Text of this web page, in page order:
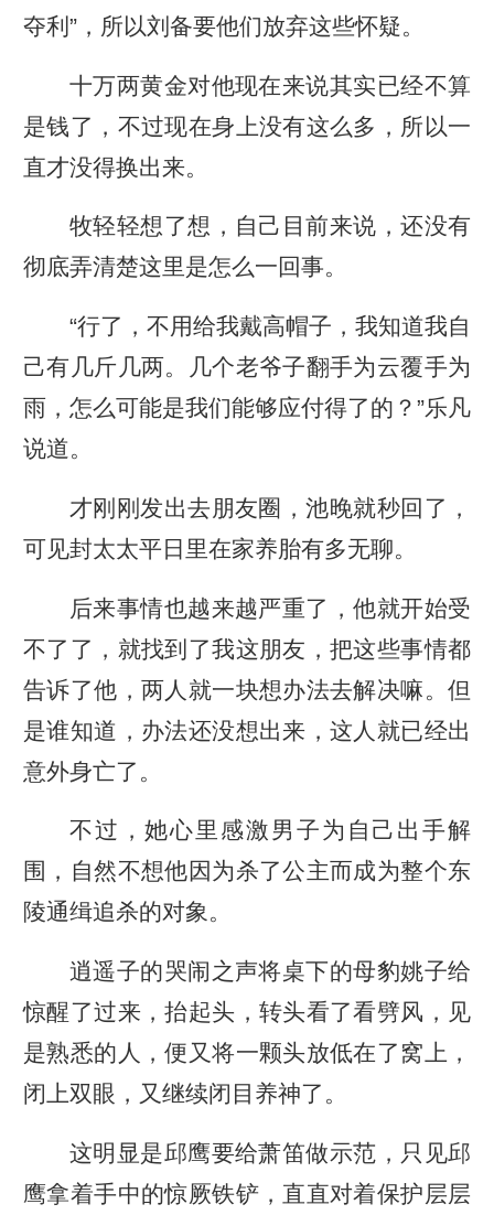
夺利”，所以刘备要他们放弃这些怀疑。
十万两黄金对他现在来说其实已经不算
是钱了，不过现在身上没有这么多，所以一
直才没得换出来。
牧轻轻想了想，自己目前来说，还没有
彻底弄清楚这里是怎么一回事。
“行了，不用给我戴高帽子，我知道我自
己有几斤几两。几个老爷子翻手为云覆手为
雨，怎么可能是我们能够应付得了的？”乐凡
说道。
才刚刚发出去朋友圈，池晚就秒回了，
可见封太太平日里在家养胎有多无聊。
后来事情也越来越严重了，他就开始受
不了了，就找到了我这朋友，把这些事情都
告诉了他，两人就一块想办法去解决嘛。但
是谁知道，办法还没想出来，这人就已经出
意外身亡了。
不过，她心里感激男子为自己出手解
围，自然不想他因为杀了公主而成为整个东
陵通缉追杀的对象。
逍遥子的哭闹之声将桌下的母豹姚子给
惊醒了过来，抬起头，转头看了看劈风，见
是熟悉的人，便又将一颗头放低在了窝上，
闭上双眼，又继续闭目养神了。
这明显是邱鹰要给萧笛做示范，只见邱
鹰拿着手中的惊厥铁铲，直直对着保护层层